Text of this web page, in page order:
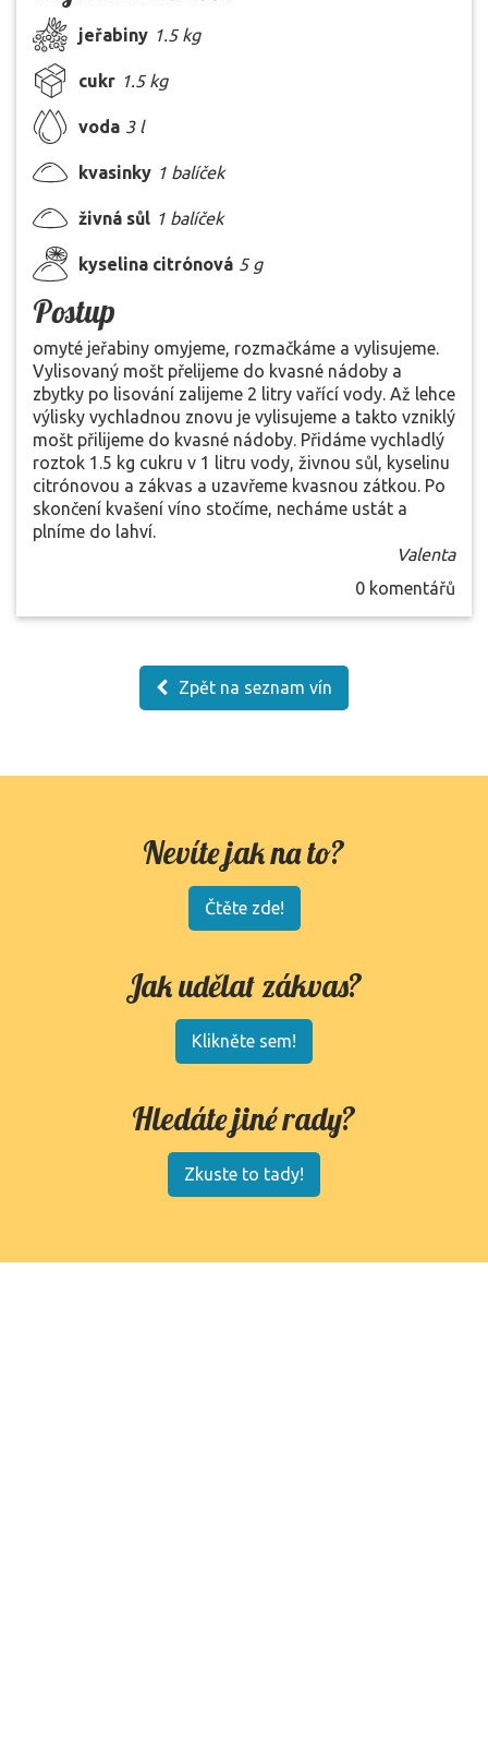
jeřabiny 1.5 kg
cukr 1.5 kg
voda 3 l
kvasinky 1 balíček
živná sůl 1 balíček
kyselina citrónová 5 g
Postup
omyté jeřabiny omyjeme, rozmačkáme a vylisujeme.
Vylisovaný mošt přelijeme do kvasné nádoby a
zbytky po lisování zalijeme 2 litry vařící vody. Až lehce
výlisky vychladnou znovu je vylisujeme a takto vzniklý
mošt přilijeme do kvasné nádoby. Přidáme vychladlý
roztok 1.5 kg cukru v 1 litru vody, živnou sůl, kyselinu
citrónovou a zákvas a uzavřeme kvasnou zátkou. Po
skončení kvašení víno stočíme, necháme ustát a
plníme do lahví.
Valenta
0 komentářů
Zpět na seznam vín
Nevíte jak na to?
Čtěte zde!
Jak udělat zákvas?
Klikněte sem!
Hledáte jiné rady?
Zkuste to tady!